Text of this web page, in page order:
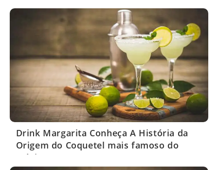
Drink Margarita Conheça A História da
Origem do Coquetel mais famoso do
México